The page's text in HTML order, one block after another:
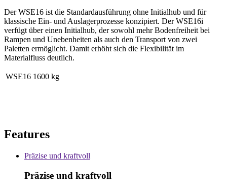
Der WSE16 ist die Standardausführung ohne Initialhub und für
klassische Ein- und Auslagerprozesse konzipiert. Der WSE16i
verfügt über einen Initialhub, der sowohl mehr Bodenfreiheit bei
Rampen und Unebenheiten als auch den Transport von zwei
Paletten ermöglicht. Damit erhöht sich die Flexibilität im
Materialfluss deutlich.
WSE16 1600 kg
Features
Präzise und kraftvoll
Präzise und kraftvoll